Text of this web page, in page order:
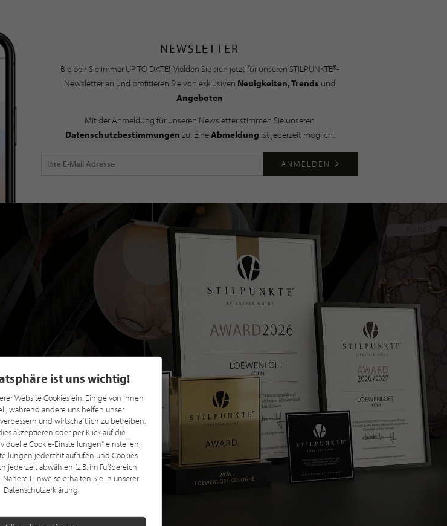
NEWSLETTER
Bleiben Sie immer UP TO DATE! Melden Sie sich jetzt für unseren STILPUNKTE®-
Newsletter an und profitieren Sie von exklusiven Neuigkeiten, Trends und
Angeboten
Mit der Anmeldung für unseren Newsletter stimmen Sie unseren
Datenschutzbestimmungen zu. EineAbmeldung ist jederzeit möglich.
ANMELDEN
ist uns wichtig!
Website Cookies ein. Einige von ihnen
während andere uns helfen unser
und wirtschaftlich zu betreiben.
akzeptieren oder per Klick auf die
Cookie-Einstellungen" einstellen,
jederzeit aufrufen und Cookies
jederzeit abwählen (z.B. im Fußbereich
Nähere Hinweise erhalten Sie in unserer
Datenschutzerklärung.